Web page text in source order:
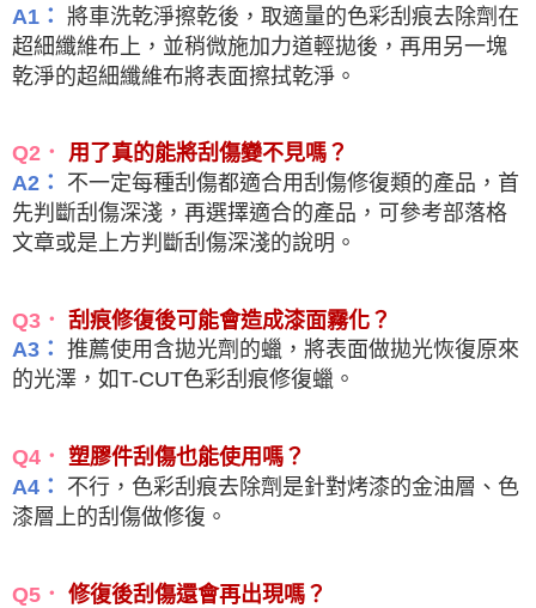
A1： 將車洗乾淨擦乾後，取適量的色彩刮痕去除劑在
超細纖維布上，並稍微施加力道輕拋後，再用另一塊
乾淨的超細纖維布將表面擦拭乾淨。
Q2．
用了真的能將刮傷變不見嗎？
A2：
不一定每種刮傷都適合用刮傷修復類的產品，首
先判斷刮傷深淺，再選擇適合的產品，可參考部落格
文章或是上方判斷刮傷深淺的說明。
Q3． 刮痕修復後可能會造成漆面霧化？
A3： 推薦使用含拋光劑的蠟，將表面做拋光恢復原來
的光澤，如T-CUT色彩刮痕修復蠟。
Q4． 塑膠件刮傷也能使用嗎？
A4：
不行，色彩刮痕去除劑是針對烤漆的金油層、色
漆層上的刮傷做修復。
Q5． 修復後刮傷還會再出現嗎？